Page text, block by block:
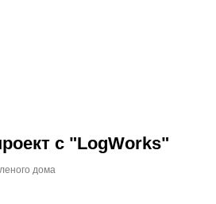
с "LogWorks"
дома